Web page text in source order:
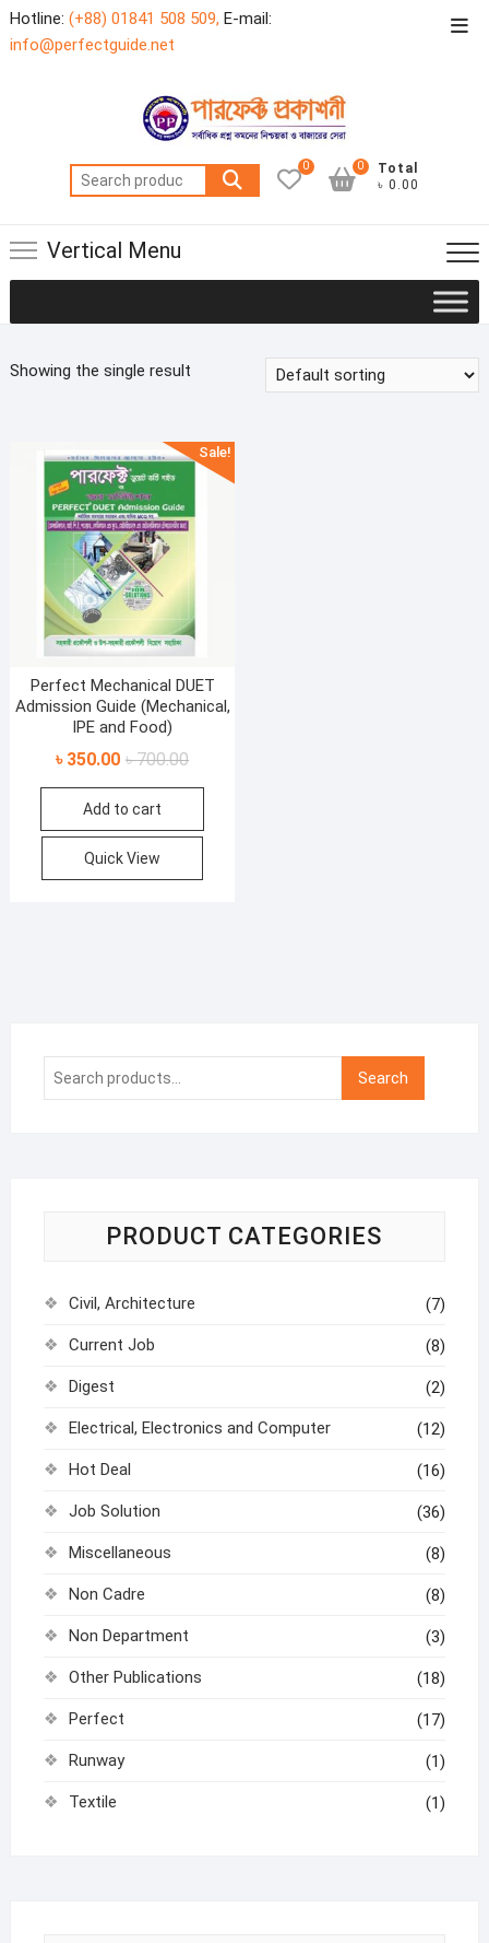
Skip
to
Hotline: (+88) 01841 508 509, E-mail:
info@perfectguide.net
Search
for:
0
Total
৳ 0.00
0
Vertical Menu
Showing the single result
Sale!
Perfect Mechanical DUET
Admission Guide (Mechanical,
IPE and Food)
৳700.00Original
price
৳ 700.00.
৳ 350.00
Current
price
৳ 350.00.
Add to cart
Quick View
Search
Search
PRODUCT CATEGORIES
Civil, Architecture (7)
Current Job (8)
Digest (2)
Electrical, Electronics and Computer (12)
Hot Deal (16)
Job Solution (36)
Miscellaneous (8)
Non Cadre (8)
Non Department (3)
Other Publications (18)
Perfect (17)
Runway (1)
Textile (1)